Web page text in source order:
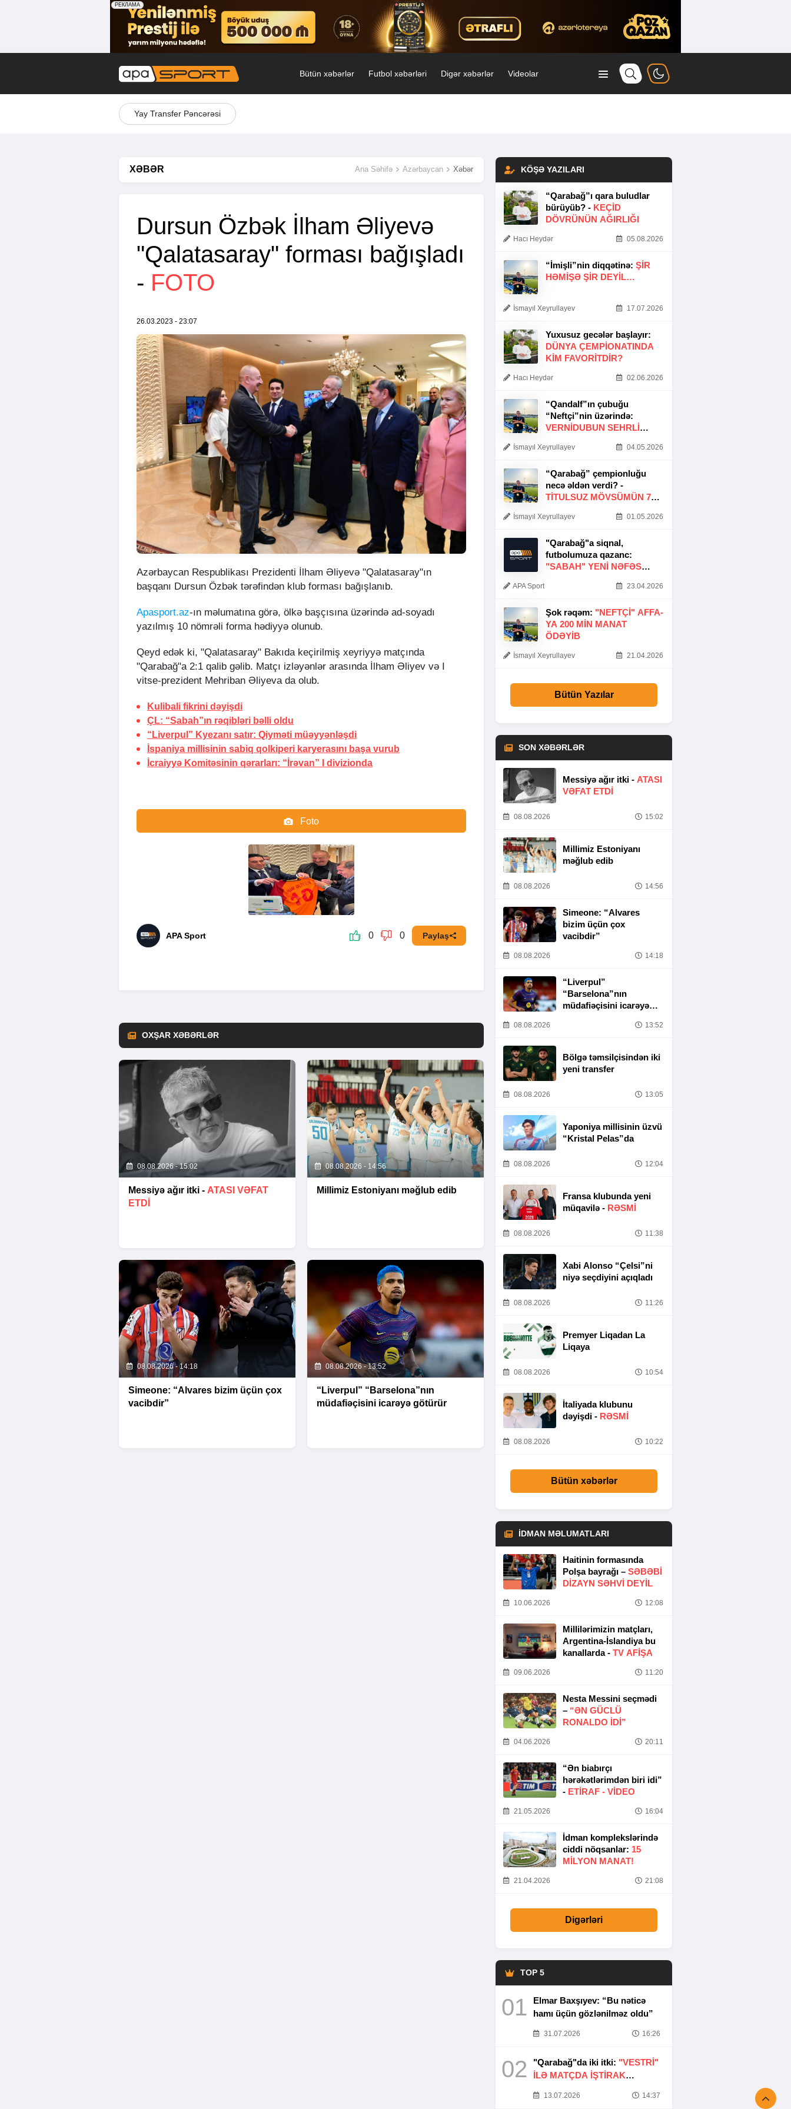
Bütün xəbərlər Futbol xəbərləri Digər xəbərlər Videolar
Yay Transfer Pəncərəsi
XƏBƏR Ana Səhifə Azərbaycan Xəbər
Dursun Özbək İlham Əliyevə
"Qalatasaray" forması bağışladı
- FOTO
26.03.2023 - 23:07
Azərbaycan Respublikası Prezidenti İlham Əliyevə "Qalatasaray"ın
başqanı Dursun Özbək tərəfindən klub forması bağışlanıb.
Apasport.az-ın məlumatına görə, ölkə başçısına üzərində ad-soyadı
yazılmış 10 nömrəli forma hədiyyə olunub.
Qeyd edək ki, "Qalatasaray" Bakıda keçirilmiş xeyriyyə matçında
"Qarabağ"a 2:1 qalib gəlib. Matçı izləyənlər arasında İlham Əliyev və I
vitse-prezident Mehriban Əliyeva da olub.
Kulibali fikrini dəyişdi
ÇL: “Sabah”ın rəqibləri bəlli oldu
“Liverpul” Kyezanı satır: Qiyməti müəyyənləşdi
İspaniya millisinin sabiq qolkiperi karyerasını başa vurub
İcraiyyə Komitəsinin qərarları: “İrəvan” I divizionda
Foto
Video
APA Sport 0 0 Paylaş
OXŞAR XƏBƏRLƏR
08.08.2026 - 15:02
Messiyə ağır itki - ATASI VƏFAT
ETDI
08.08.2026 - 14:56
Millimiz Estoniyanı məğlub edib
08.08.2026 - 14:18
Simeone: “Alvares bizim üçün çox
vacibdir”
08.08.2026 - 13:52
“Liverpul” “Barselona”nın
müdafiəçisini icarəyə götürür
KÖŞƏ YAZILARI
“Qarabağ”ı qara buludlar
bürüyüb? - KEÇID
DÖVRÜNÜN AĞIRLIĞI
Hacı Heydər 05.08.2026
“İmişli”nin diqqətinə: ŞIR
HƏMIŞƏ ŞIR DEYIL…
İsmayıl Xeyrullayev 17.07.2026
Yuxusuz gecələr başlayır:
DÜNYA ÇEMPIONATINDA
KIM FAVORITDIR?
Hacı Heydər 02.06.2026
“Qandalf”ın çubuğu
“Neftçi”nin üzərində:
VERNİDUBUN SEHRLİ
İsmayıl Xeyrullayev 04.05.2026
“Qarabağ” çempionluğu
necə əldən verdi? -
TITULSUZ MÖVSÜMÜN 7
İsmayıl Xeyrullayev 01.05.2026
"Qarabağ"a siqnal,
futbolumuza qazanc:
"SABAH" YENI NƏFƏS
APA Sport 23.04.2026
Şok rəqəm: "NEFTÇI" AFFA-
YA 200 MIN MANAT
ÖDƏYIB
İsmayıl Xeyrullayev 21.04.2026
Bütün Yazılar
SON XƏBƏRLƏR
Messiyə ağır itki - ATASI
VƏFAT ETDI
08.08.2026 15:02
Millimiz Estoniyanı
məğlub edib
08.08.2026 14:56
Simeone: “Alvares
bizim üçün çox
vacibdir”
08.08.2026 14:18
“Liverpul”
“Barselona”nın
müdafiəçisini icarəyə
08.08.2026 13:52
Bölgə təmsilçisindən iki
yeni transfer
08.08.2026 13:05
Yaponiya millisinin üzvü
“Kristal Pelas”da
08.08.2026 12:04
Fransa klubunda yeni
müqavilə - RƏSMİ
08.08.2026 11:38
Xabi Alonso “Çelsi”ni
niyə seçdiyini açıqladı
08.08.2026 11:26
Premyer Liqadan La
Liqaya
08.08.2026 10:54
İtaliyada klubunu
dəyişdi - RƏSMİ
08.08.2026 10:22
Bütün xəbərlər
İDMAN MƏLUMATLARI
Haitinin formasında
Polşa bayrağı – SƏBƏBI
DIZAYN SƏHVI DEYIL
10.06.2026 12:08
Millilərimizin matçları,
Argentina-İslandiya bu
kanallarda - TV AFİŞA
09.06.2026 11:20
Nesta Messini seçmədi
– “ƏN GÜCLÜ
RONALDO IDI”
04.06.2026 20:11
“Ən biabırçı
hərəkətlərimdən biri idi”
- ETIRAF - VİDEO
21.05.2026 16:04
İdman komplekslərində
ciddi nöqsanlar: 15
MILYON MANAT!
21.04.2026 21:08
Digərləri
TOP 5
01
Elmar Baxşıyev: “Bu nəticə
hamı üçün gözlənilməz oldu”
31.07.2026 16:26
02 "Qarabağ"da iki itki: "VESTRİ"
İLƏ MATÇDA İŞTİRAK
13.07.2026 14:37